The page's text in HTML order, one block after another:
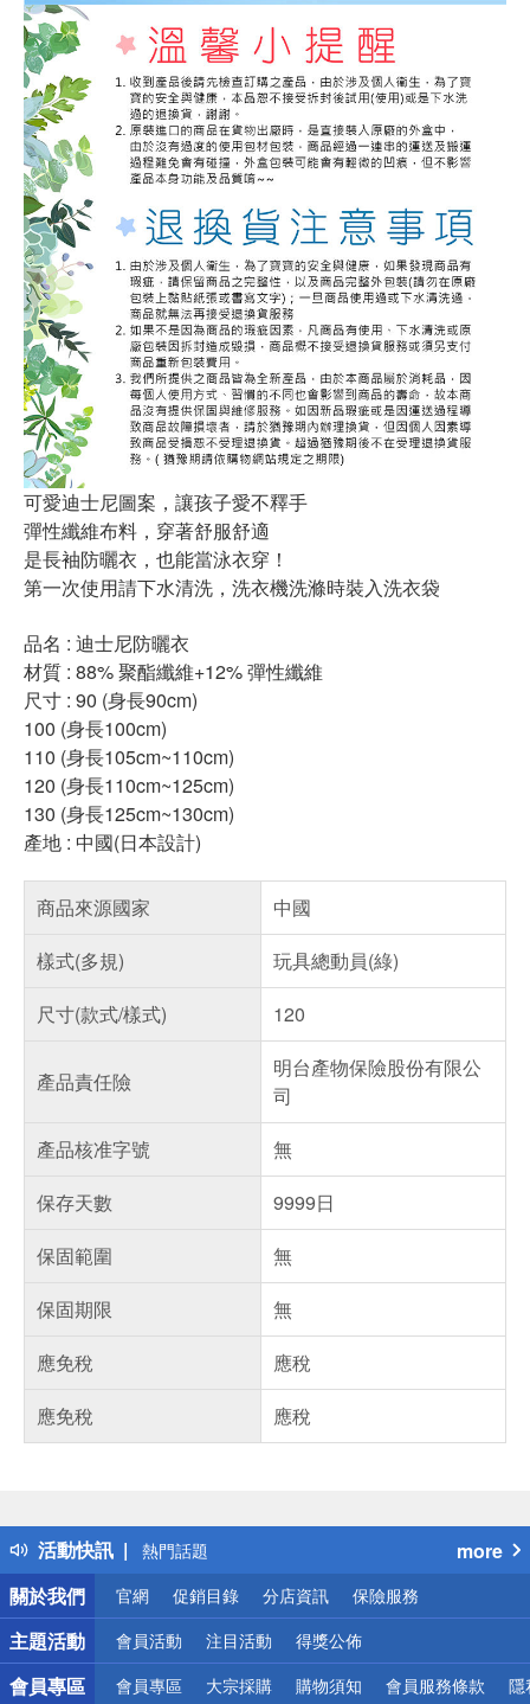
可愛迪士尼圖案，讓孩子愛不釋手
彈性纖維布料，穿著舒服舒適
是長袖防曬衣，也能當泳衣穿！
第一次使用請下水清洗，洗衣機洗滌時裝入洗衣袋
品名 : 迪士尼防曬衣
材質 : 88% 聚酯纖維+12% 彈性纖維
尺寸 : 90 (身長90cm)
100 (身長100cm)
110 (身長105cm~110cm)
120 (身長110cm~125cm)
130 (身長125cm~130cm)
產地 : 中國(日本設計)
商品來源國家
中國
樣式(多規)
玩具總動員(綠)
尺寸(款式/樣式)
120
產品責任險
明台產物保險股份有限公
司
產品核准字號
無
保存天數
9999日
保固範圍
無
保固期限
無
應免稅
應稅
應免稅
應稅
活動快訊
得獎公告
熱門話題
銀行優惠
偏遠地區配送
詐騙網頁！請小心！
more
關於我們
官網 促銷目錄 分店資訊 保險服務
主題活動 會員活動 注目活動 得獎公佈
會員專區 會員專區 大宗採購 購物須知 會員服務條款 隱